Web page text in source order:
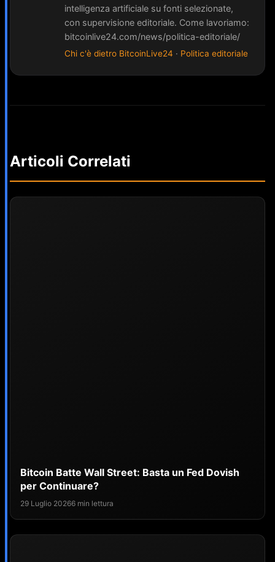
intelligenza artificiale su fonti selezionate,
con supervisione editoriale. Come lavoriamo:
bitcoinlive24.com/news/politica-editoriale/
Chi c'è dietro BitcoinLive24 · Politica editoriale
Articoli Correlati
Bitcoin Batte Wall Street: Basta un Fed Dovish
per Continuare?
29 Luglio 20266 min lettura